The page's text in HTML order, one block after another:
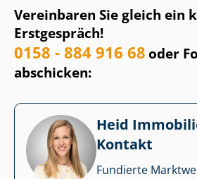
Vereinbaren Sie gleich ein
Erstgespräch!
0158 - 884 916 68oder
abschicken:
Heid
Kontakt
Fundierte